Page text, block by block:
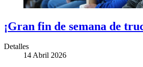
¡Gran fin de semana de
Detalles
14 Abril 2026